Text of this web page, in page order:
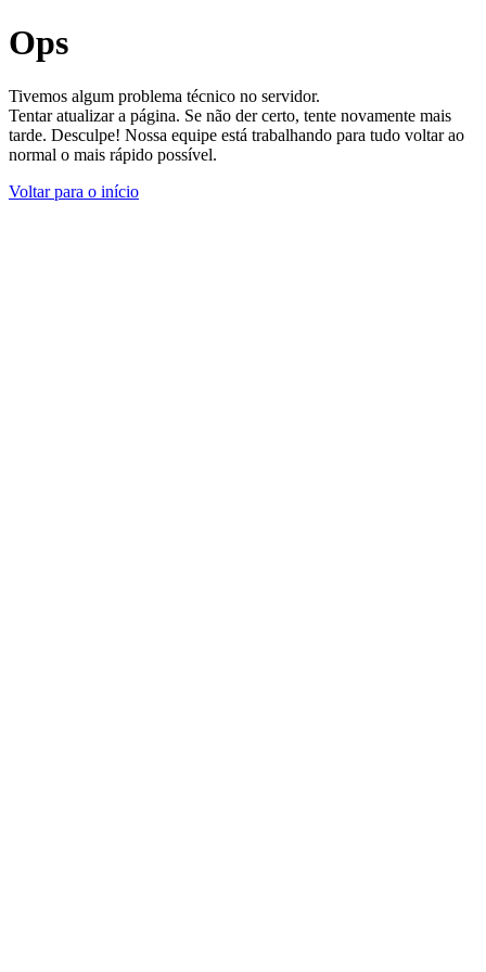
Ops
Tivemos algum problema técnico no servidor.
Tentar atualizar a página. Se não der certo, tente novamente mais
tarde. Desculpe! Nossa equipe está trabalhando para tudo voltar ao
normal o mais rápido possível.
Voltar para o início